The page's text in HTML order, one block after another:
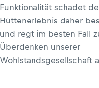
Funktionalität schadet
Hüttenerlebnis daher
und regt im besten Fall
Überdenken unserer
Wohlstandsgesellschaft